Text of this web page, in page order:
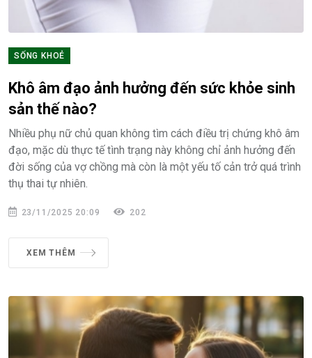
SỐNG KHOẺ
Khô âm đạo ảnh hưởng đến sức khỏe sinh
sản thế nào?
Nhiều phụ nữ chủ quan không tìm cách điều trị chứng khô âm
đạo, mặc dù thực tế tình trạng này không chỉ ảnh hưởng đến
đời sống của vợ chồng mà còn là một yếu tố cản trở quá trình
thụ thai tự nhiên.
23/11/2025 20:09 202
XEM THÊM